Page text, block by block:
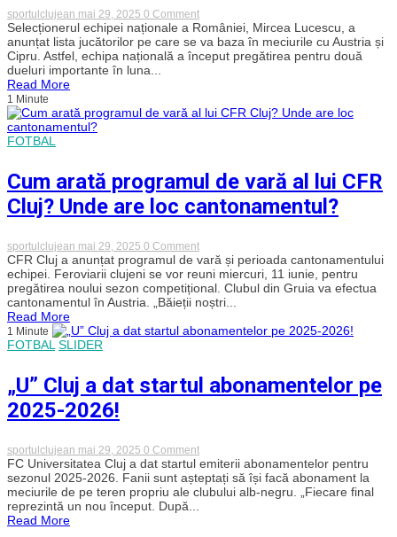
sportulclujean mai 29, 2025 0 Commenton
Lucescu
a
anunțat
lotul
cu
jucător
de
CFR
Selecționerul echipei naționale a României, Mircea Lucescu, a
anunțat lista jucătorilor pe care se va baza în meciurile cu Austria și
Cipru. Astfel, echipa națională a început pregătirea pentru două
dueluri importante în luna...
Read More
1 Minute
FOTBAL
Cum arată programul de vară al lui CFR
Cluj? Unde are loc cantonamentul?
sportulclujean mai 29, 2025 0 Commenton
Cum
arată
programul
de
vară
lui
are
loc
CFR Cluj a anunțat programul de vară și perioada cantonamentului
echipei. Feroviarii clujeni se vor reuni miercuri, 11 iunie, pentru
pregătirea noului sezon competițional. Clubul din Gruia va efectua
cantonamentul în Austria. „Băieții noștri...
Read More
1 Minute
FOTBAL SLIDER
„U” Cluj a dat startul abonamentelor pe
2025-2026!
sportulclujean mai 29, 2025 0 Commenton
„U”
Cluj
a
dat
FC Universitatea Cluj a dat startul emiterii abonamentelor pentru
sezonul 2025-2026. Fanii sunt așteptați să își facă abonament la
meciurile de pe teren propriu ale clubului alb-negru. „Fiecare final
reprezintă un nou început. După...
Read More